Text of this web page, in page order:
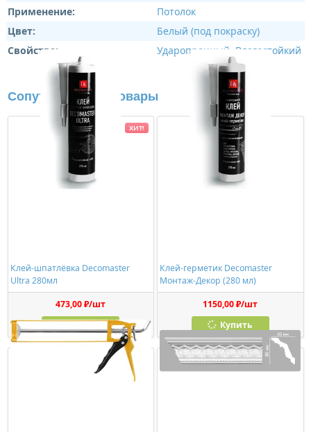
Применение:
Потолок
Цвет:
Белый (под покраску)
Свойства:
Ударопрочный Влагостойкий
Сопутствующие товары
Клей-шпатлёвка Decomaster
Ultra 280мл
473,00 ₽/шт
Купить
ХИТ!
Клей-герметик Decomaster
Монтаж-Декор (280 мл)
1150,00 ₽/шт
Купить